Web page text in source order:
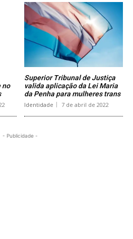
no
Superior Tribunal de Justiça
valida aplicação da Lei Maria
da Penha para mulheres trans
Identidade 7 de abril de 2022
- Publicidade -